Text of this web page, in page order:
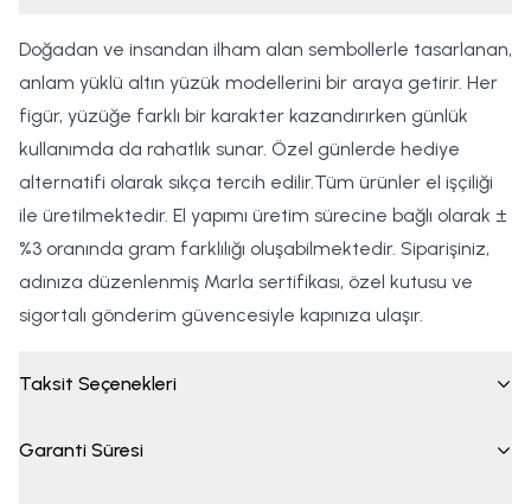
Doğadan ve insandan ilham alan sembollerle tasarlanan,
anlam yüklü altın yüzük modellerini bir araya getirir. Her
figür, yüzüğe farklı bir karakter kazandırırken günlük
kullanımda da rahatlık sunar. Özel günlerde hediye
alternatifi olarak sıkça tercih edilir.Tüm ürünler el işçiliği
ile üretilmektedir. El yapımı üretim sürecine bağlı olarak ±
%3 oranında gram farklılığı oluşabilmektedir. Siparişiniz,
adınıza düzenlenmiş Marla sertifikası, özel kutusu ve
sigortalı gönderim güvencesiyle kapınıza ulaşır.
Taksit Seçenekleri
Garanti Süresi